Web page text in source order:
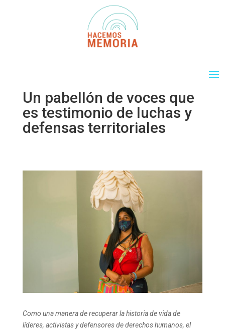
Un pabellón de voces que
es testimonio de luchas y
defensas territoriales
Como una manera de recuperar la historia de vida de
líderes, activistas y defensores de derechos humanos, el